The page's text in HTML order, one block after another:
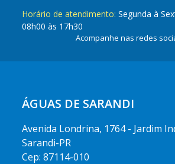
Horário de atendimento: Segunda à
08h00 às 17h30
Acompanhe nas redes
ÁGUAS DE SARANDI
Avenida Londrina, 1764 - Jardim
Sarandi-PR
Cep: 87114-010